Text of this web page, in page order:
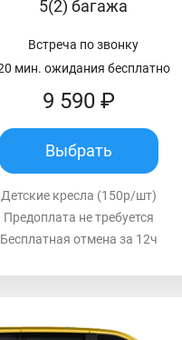
5(2) багажа
Встреча по звонку
мин. ожидания бесплатно
9 590 ₽
Выбрать
Детские кресла (150р/шт)
Предоплата не требуется
Бесплатная отмена за 12ч